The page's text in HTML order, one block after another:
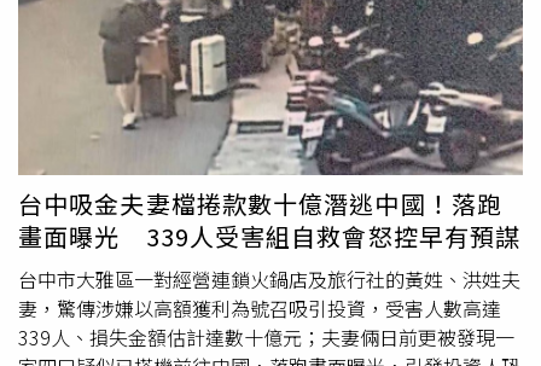
況不如預期，資金缺口逐漸擴大。部分受害人表示，兩人在
事發前曾向火鍋店幹部透露投資失敗並已出國，消息傳出
後，不少投資人趕往店面了解情況，卻發現店家早已停業。
目前受害人已成立自救會展開串聯。據了解，自救會統計受
害人數已達339人，部分民眾投入金額從數十萬元到數千萬
元不等，損失金額初估達數億元，亦有受害者家屬認為實際
規模可能更高。另有45名損失較重的投資人組成專屬群組，
研議後續法律追償事宜。警方表示，由於案件涉及龐大投資
糾紛，且疑似涉及不法吸金情事，已成立專案小組擴大偵
辦，並報請台中地檢署檢察官指揮調查。警方呼籲相關受害
人儘速備妥借據、匯款紀錄及相關投資文件，向警方正式報
案，以利後續金流比對與證據蒐集。據警方掌握，黃姓與洪
台中吸金夫妻檔捲款數十億潛逃中國！落跑
畫面曝光 339人受害組自救會怒控早有預謀
台中市大雅區一對經營連鎖火鍋店及旅行社的黃姓、洪姓夫
妻，驚傳涉嫌以高額獲利為號召吸引投資，受害人數高達
339人、損失金額估計達數十億元；夫妻倆日前更被發現一